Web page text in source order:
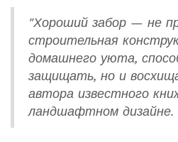
"Хороший забор — не
строительная
домашнего уюта,
защищать, но и
автора известного
ландшафтном дизайне.